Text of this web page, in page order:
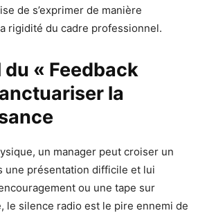
de s’exprimer de manière
rigidité du cadre professionnel.
du « Feedback
la
un manager peut croiser un
une présentation difficile et lui
ou une tape sur
le silence radio est le pire ennemi de